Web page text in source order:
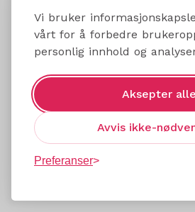
Vi bruker
vårt for å forbedre
personlig innhold og
Aksepter alle
Avvis ikke-
Preferanser